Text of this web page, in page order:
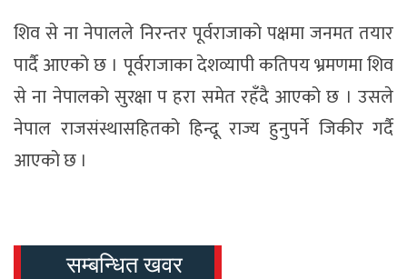
शिव से ना नेपालले निरन्तर पूर्वराजाको पक्षमा जनमत तयार
पार्दै आएको छ । पूर्वराजाका देशव्यापी कतिपय भ्रमणमा शिव
से ना नेपालको सुरक्षा प हरा समेत रहँदै आएको छ । उसले
नेपाल राजसंस्थासहितको हिन्दू राज्य हुनुपर्ने जिकीर गर्दै
आएको छ ।
सम्बन्धित खवर